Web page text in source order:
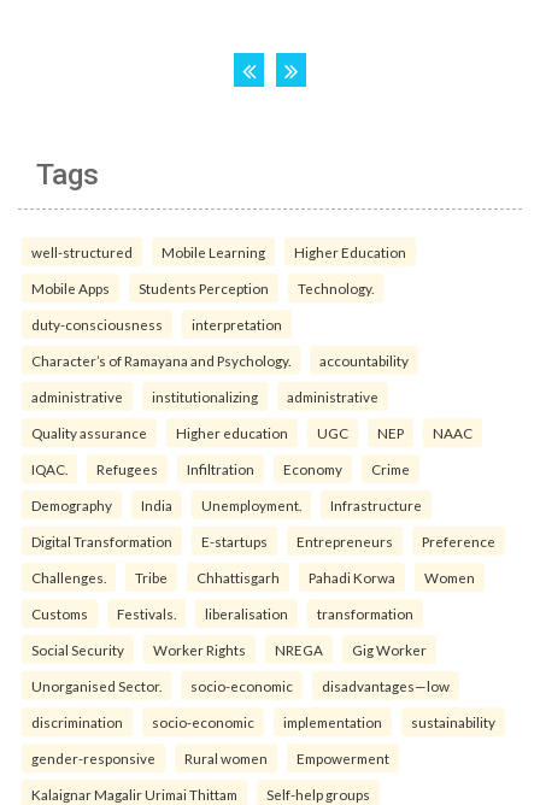
Tags
well-structured Mobile Learning Higher Education
Mobile Apps Students Perception Technology.
duty-consciousness interpretation
Character’s of Ramayana and Psychology. accountability
administrative institutionalizing administrative
Quality assurance Higher education UGC NEP NAAC
IQAC. Refugees Infiltration Economy Crime
Demography India Unemployment. Infrastructure
Digital Transformation E-startups Entrepreneurs Preference
Challenges. Tribe Chhattisgarh Pahadi Korwa Women
Customs Festivals. liberalisation transformation
Social Security Worker Rights NREGA Gig Worker
Unorganised Sector. socio-economic disadvantages—low
discrimination socio-economic implementation sustainability
gender-responsive Rural women Empowerment
Kalaignar Magalir Urimai Thittam Self-help groups